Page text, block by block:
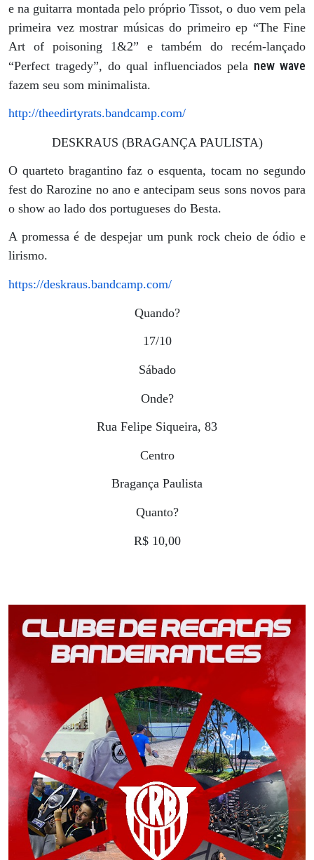
e na guitarra montada pelo próprio Tissot, o duo vem pela
primeira vez mostrar músicas do primeiro ep “The Fine
Art of poisoning 1&2” e também do recém-lançado
“Perfect tragedy”, do qual influenciados pela new wave
fazem seu som minimalista.
http://theedirtyrats.bandcamp.com/
DESKRAUS (BRAGANÇA PAULISTA)
O quarteto bragantino faz o esquenta, tocam no segundo
fest do Rarozine no ano e antecipam seus sons novos para
o show ao lado dos portugueses do Besta.
A promessa é de despejar um punk rock cheio de ódio e
lirismo.
https://deskraus.bandcamp.com/
Quando?
17/10
Sábado
Onde?
Rua Felipe Siqueira, 83
Centro
Bragança Paulista
Quanto?
R$ 10,00